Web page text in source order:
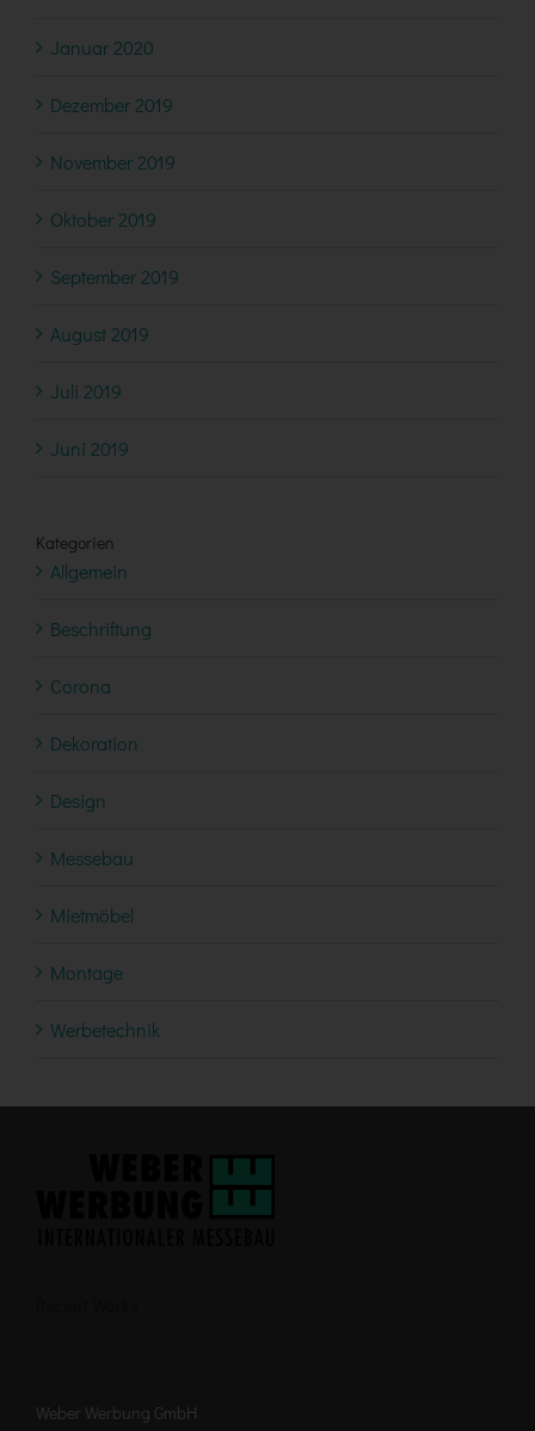
Januar 2020
Dezember 2019
November 2019
Oktober 2019
September 2019
August 2019
Juli 2019
Juni 2019
Kategorien
Allgemein
Beschriftung
Corona
Dekoration
Design
Messebau
Mietmöbel
Montage
Werbetechnik
Weber Werbung GmbH